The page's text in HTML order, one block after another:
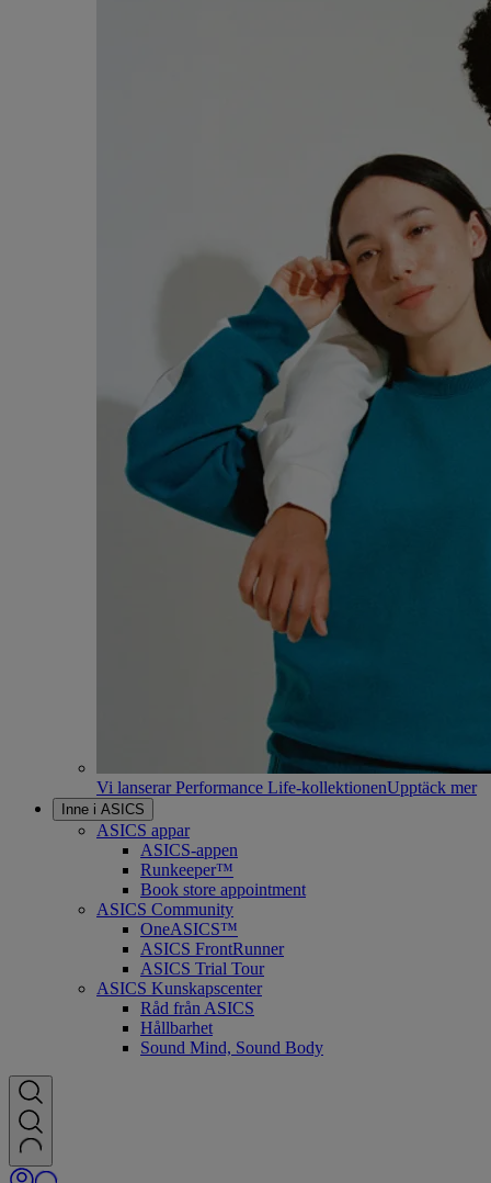
Vi lanserar Performance Life-kollektionenUpptäck mer
Inne i ASICS
ASICS appar
ASICS-appen
Runkeeper™
Book store appointment
ASICS Community
OneASICS™
ASICS FrontRunner
ASICS Trial Tour
ASICS Kunskapscenter
Råd från ASICS
Hållbarhet
Sound Mind, Sound Body